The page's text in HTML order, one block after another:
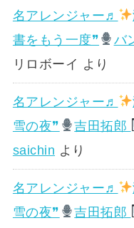
名アレンジャー♬
書をもう一度❞
バ
リロボーイ より
名アレンジャー♬
雪の夜❞
吉田拓郎
saichin より
名アレンジャー♬
雪の夜❞
吉田拓郎